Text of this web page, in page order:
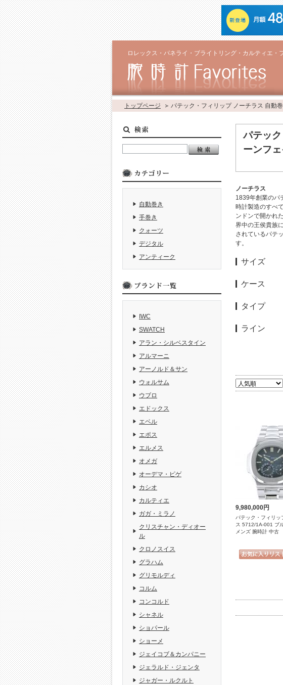
ロレックス・パネライ・ブライトリング・カルティエ
トップページ パテック・フィリップ ノーチラス 自動
パテッ
ーンフェ
ノーチラス
1839年創業のパ
時計製造のすべ
ンドンで開かれ
界中の王侯貴族
されているパテ
す。
サイズ
ケース
タイプ
ライン
9,980,000円
パテック・フィリッ
ス 5712/1A-001 ブ
メンズ 腕時計 中古
自動巻き
手巻き
クォーツ
デジタル
アンティーク
IWC
SWATCH
アラン・シルベスタイン
アルマーニ
アーノルド＆サン
ウォルサム
ウブロ
エドックス
エベル
エポス
エルメス
オメガ
オーデマ・ピゲ
カシオ
カルティエ
ガガ・ミラノ
クリスチャン・ディオー
ル
クロノスイス
グラハム
グリモルディ
コルム
コンコルド
シャネル
ショパール
ショーメ
ジェイコブ＆カンパニー
ジェラルド・ジェンタ
ジャガー・ルクルト